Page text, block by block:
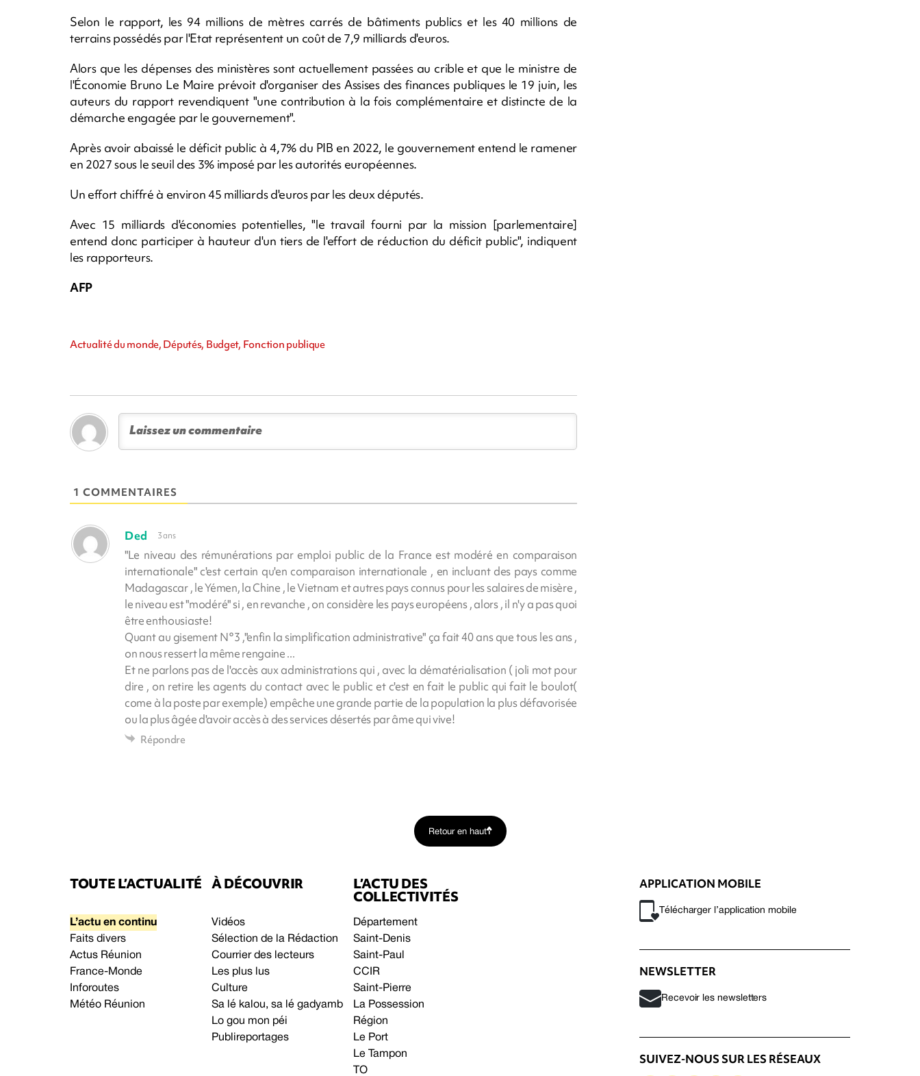
Selon le rapport, les 94 millions de mètres carrés de bâtiments publics et les 40 millions de
terrains possédés par l'Etat représentent un coût de 7,9 milliards d'euros.
Alors que les dépenses des ministères sont actuellement passées au crible et que le ministre de
l'Économie Bruno Le Maire prévoit d'organiser des Assises des finances publiques le 19 juin, les
auteurs du rapport revendiquent "une contribution à la fois complémentaire et distincte de la
démarche engagée par le gouvernement".
Après avoir abaissé le déficit public à 4,7% du PIB en 2022, le gouvernement entend le ramener
en 2027 sous le seuil des 3% imposé par les autorités européennes.
Un effort chiffré à environ 45 milliards d'euros par les deux députés.
Avec 15 milliards d'économies potentielles, "le travail fourni par la mission [parlementaire]
entend donc participer à hauteur d'un tiers de l'effort de réduction du déficit public", indiquent
les rapporteurs.
AFP
Actualité du monde, Députés, Budget, Fonction publique
1 COMMENTAIRES
Ded 3 ans
"Le niveau des rémunérations par emploi public de la France est modéré en comparaison
internationale" c'est certain qu'en comparaison internationale , en incluant des pays comme
Madagascar , le Yémen, la Chine , le Vietnam et autres pays connus pour les salaires de misère ,
le niveau est "modéré" si , en revanche , on considère les pays européens , alors , il n'y a pas quoi
être enthousiaste!
Quant au gisement N°3 ,"enfin la simplification administrative" ça fait 40 ans que tous les ans ,
on nous ressert la même rengaine ...
Et ne parlons pas de l'accès aux administrations qui , avec la dématérialisation ( joli mot pour
dire , on retire les agents du contact avec le public et c'est en fait le public qui fait le boulot(
come à la poste par exemple) empêche une grande partie de la population la plus défavorisée
ou la plus âgée d'avoir accès à des services désertés par âme qui vive!
Répondre
Retour en haut
TOUTE L’ACTUALITÉ
L’actu en continu
Faits divers
Actus Réunion
France-Monde
Inforoutes
Météo Réunion
À DÉCOUVRIR
Vidéos
Sélection de la Rédaction
Courrier des lecteurs
Les plus lus
Culture
Sa lé kalou, sa lé gadyamb
Lo gou mon péi
Publireportages
L’ACTU DES
COLLECTIVITÉS
Département
Saint-Denis
Saint-Paul
CCIR
Saint-Pierre
La Possession
Région
Le Port
Le Tampon
TO
APPLICATION MOBILE
Télécharger l’application mobile
NEWSLETTER
Recevoir les newsletters
SUIVEZ-NOUS SUR LES RÉSEAUX